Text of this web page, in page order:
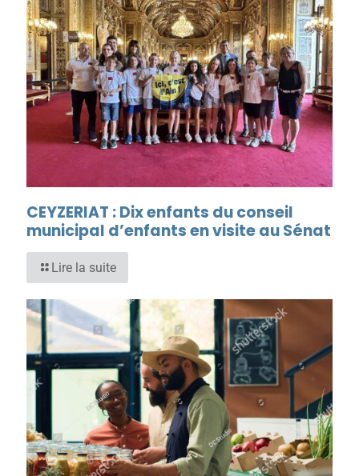
CEYZERIAT : Dix enfants du conseil
municipal d’enfants en visite au Sénat
Lire la suite